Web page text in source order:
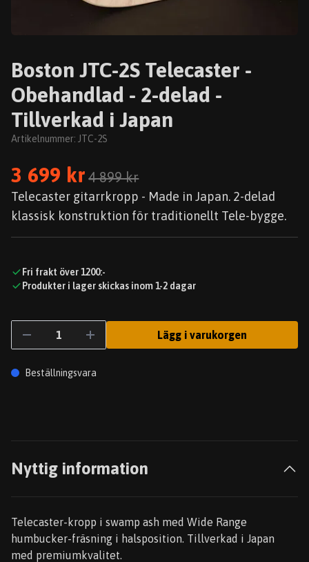
Boston JTC-2S Telecaster -
Obehandlad - 2-delad -
Tillverkad i Japan
Artikelnummer: JTC-2S
3 699 kr 4 899 kr
Telecaster gitarrkropp - Made in Japan. 2-delad
klassisk konstruktion för traditionellt Tele-bygge.
Fri frakt över 1200:-
Produkter i lager skickas inom 1-2 dagar
Lägg i varukorgen
Beställningsvara
Nyttig information
Telecaster-kropp i swamp ash med Wide Range
humbucker-fräsning i halsposition. Tillverkad i Japan
med premiumkvalitet.